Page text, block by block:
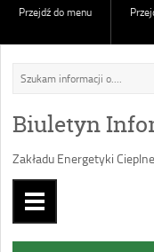
Przejdź do menu
Biuletyn
Zakładu Energetyki